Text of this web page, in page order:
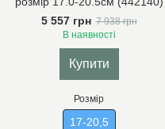
5 557 грн 7 938 грн
В наявності
Купити
Розмір
17-20,5